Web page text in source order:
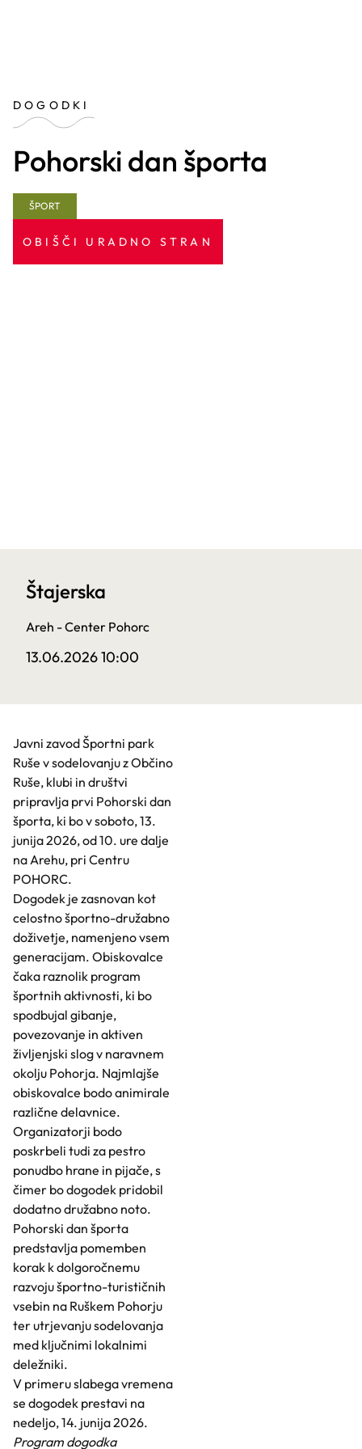
DOGODKI
Pohorski dan športa
ŠPORT
OBIŠČI URADNO STRAN
Štajerska
Areh - Center Pohorc
13.06.2026 10:00
Javni zavod Športni park
Ruše v sodelovanju z Občino
Ruše, klubi in društvi
pripravlja prvi Pohorski dan
športa, ki bo v soboto, 13.
junija 2026, od 10. ure dalje
na Arehu, pri Centru
POHORC.
Dogodek je zasnovan kot
celostno športno-družabno
doživetje, namenjeno vsem
generacijam. Obiskovalce
čaka raznolik program
športnih aktivnosti, ki bo
spodbujal gibanje,
povezovanje in aktiven
življenjski slog v naravnem
okolju Pohorja. Najmlajše
obiskovalce bodo animirale
različne delavnice.
Organizatorji bodo
poskrbeli tudi za pestro
ponudbo hrane in pijače, s
čimer bo dogodek pridobil
dodatno družabno noto.
Pohorski dan športa
predstavlja pomemben
korak k dolgoročnemu
razvoju športno-turističnih
vsebin na Ruškem Pohorju
ter utrjevanju sodelovanja
med ključnimi lokalnimi
deležniki.
V primeru slabega vremena
se dogodek prestavi na
nedeljo, 14. junija 2026.
Program dogodka